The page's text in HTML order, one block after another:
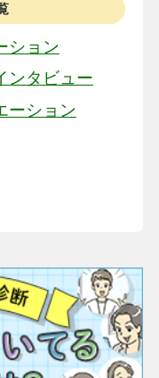
ション
ンタビュー
ーション